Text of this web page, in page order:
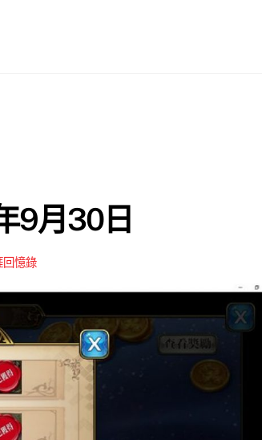
9月30日
回憶錄